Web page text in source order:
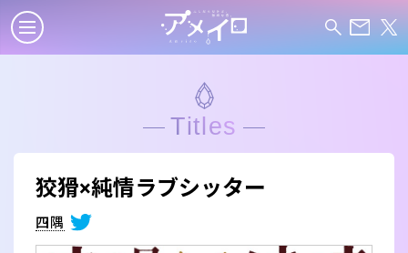
Titles
狡猾×純情ラブシッター
四隅